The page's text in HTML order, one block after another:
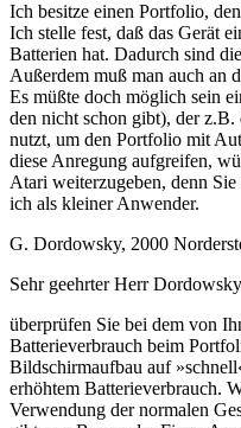
Ich besitze einen Portfolio,
Ich stelle fest, daß das Gerät
Batterien hat. Dadurch sind
Außerdem muß man auch an
Es müßte doch möglich sein
den nicht schon gibt), der
nutzt, um den Portfolio mit
diese Anregung aufgreifen,
Atari weiterzugeben, denn
ich als kleiner Anwender.
G. Dordowsky, 2000
Sehr geehrter Herr
überprüfen Sie bei dem von
Batterieverbrauch beim
Bildschirmaufbau auf
erhöhtem Batterieverbrauch.
Verwendung der normalen